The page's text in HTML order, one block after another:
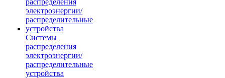
Системы
распределения
электроэнергии/
распределительные
устройства